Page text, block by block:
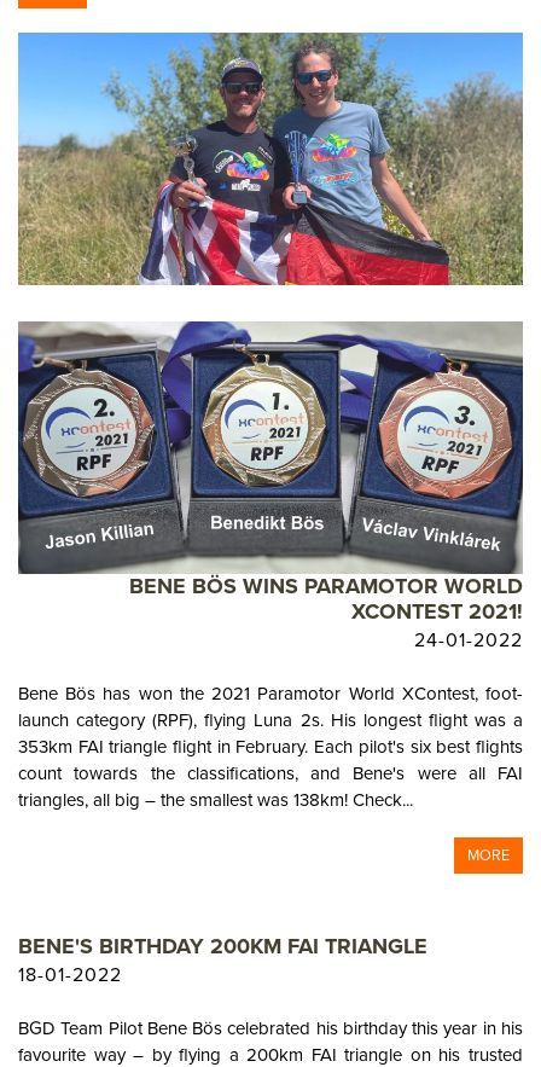
BENE BÖS WINS PARAMOTOR WORLD
XCONTEST 2021!
24-01-2022
Bene Bös has won the 2021 Paramotor World XContest, foot-
launch category (RPF), flying Luna 2s. His longest flight was a
353km FAI triangle flight in February. Each pilot's six best flights
count towards the classifications, and Bene's were all FAI
triangles, all big – the smallest was 138km! Check...
MORE
BENE'S BIRTHDAY 200KM FAI TRIANGLE
18-01-2022
BGD Team Pilot Bene Bös celebrated his birthday this year in his
favourite way – by flying a 200km FAI triangle on his trusted